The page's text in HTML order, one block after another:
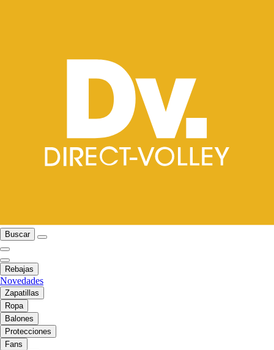
Buscar
Rebajas
Novedades
Zapatillas
Ropa
Balones
Protecciones
Fans